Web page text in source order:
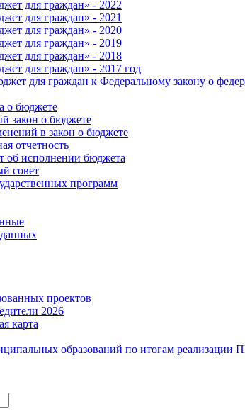
для граждан» - 2022
для граждан» - 2021
для граждан» - 2020
для граждан» - 2019
для граждан» - 2018
для граждан» - 2017 год
для граждан к Федеральному закону о
о бюджете
закон о бюджете
в закон о бюджете
отчетность
об исполнении бюджета
совет
программ
проектов
2026
карта
образований по итогам